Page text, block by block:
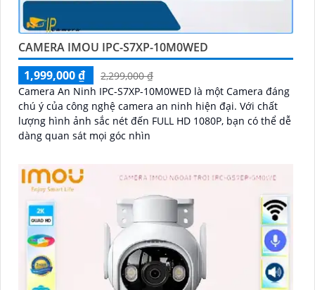
CAMERA IMOU IPC-S7XP-10M0WED
1,999,000 ₫
2,299,000 ₫
Camera An Ninh IPC-S7XP-10M0WED là một Camera đáng
chú ý của công nghệ camera an ninh hiện đại. Với chất
lượng hình ảnh sắc nét đến FULL HD 1080P, bạn có thể dễ
dàng quan sát mọi góc nhìn